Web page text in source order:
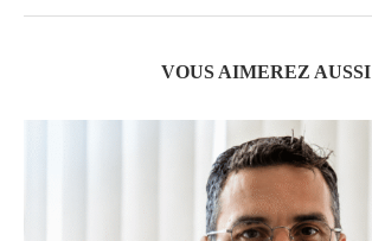
VOUS AIMEREZ AUSSI